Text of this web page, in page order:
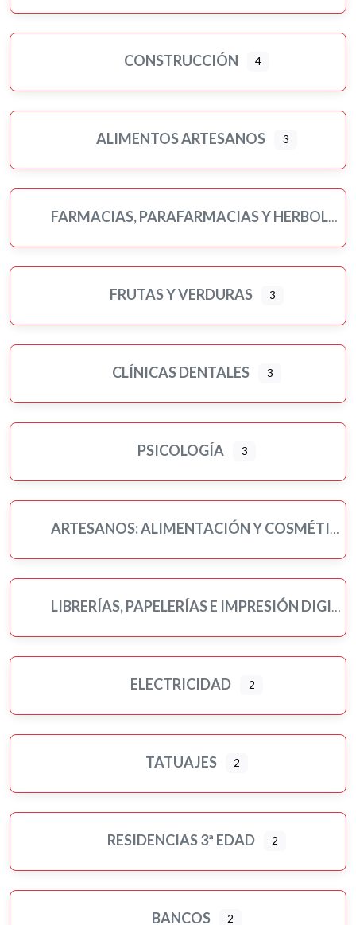
CONSTRUCCIÓN 4
ALIMENTOS ARTESANOS 3
FARMACIAS, PARAFARMACIAS Y HERBOLARIOS
FRUTAS Y VERDURAS 3
CLÍNICAS DENTALES 3
PSICOLOGÍA 3
ARTESANOS: ALIMENTACIÓN Y COSMÉTICA
LIBRERÍAS, PAPELERÍAS E IMPRESIÓN DIGITAL
ELECTRICIDAD 2
TATUAJES 2
RESIDENCIAS 3ª EDAD 2
BANCOS 2